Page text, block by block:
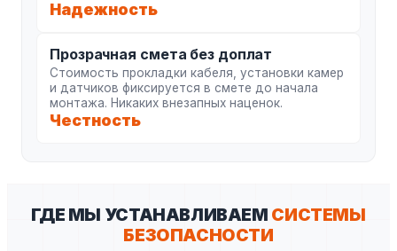
Надежность
Прозрачная смета без доплат
Стоимость прокладки кабеля, установки камер
и датчиков фиксируется в смете до начала
монтажа. Никаких внезапных наценок.
Честность
ГДЕ МЫ УСТАНАВЛИВАЕМ СИСТЕМЫ
БЕЗОПАСНОСТИ